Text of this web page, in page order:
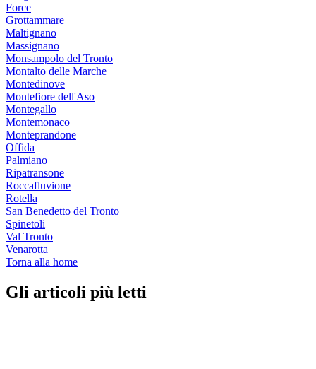
Force
Grottammare
Maltignano
Massignano
Monsampolo del Tronto
Montalto delle Marche
Montedinove
Montefiore dell'Aso
Montegallo
Montemonaco
Monteprandone
Offida
Palmiano
Ripatransone
Roccafluvione
Rotella
San Benedetto del Tronto
Spinetoli
Val Tronto
Venarotta
Torna alla home
Gli articoli più letti